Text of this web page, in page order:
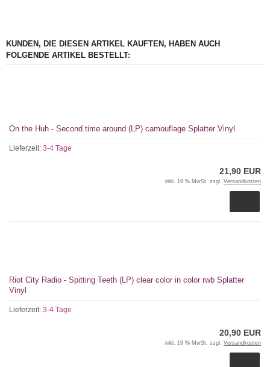
KUNDEN, DIE DIESEN ARTIKEL KAUFTEN, HABEN AUCH
FOLGENDE ARTIKEL BESTELLT:
On the Huh - Second time around (LP) camouflage Splatter Vinyl
Lieferzeit: 3-4 Tage
21,90 EUR
inkl. 19 % MwSt. zzgl. Versandkosten
Riot City Radio - Spitting Teeth (LP) clear color in color rwb Splatter
Vinyl
Lieferzeit: 3-4 Tage
20,90 EUR
inkl. 19 % MwSt. zzgl. Versandkosten